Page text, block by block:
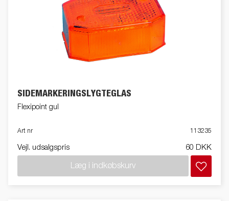
SIDEMARKERINGSLYGTEGLAS
Flexipoint gul
Art nr 113235
Vejl. udsalgspris 60 DKK
Læg i indkøbskurv